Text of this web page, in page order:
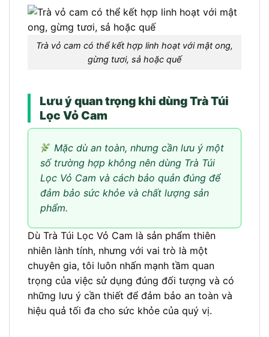
Trà vỏ cam có thể kết hợp linh hoạt với mật ong,
gừng tươi, sả hoặc quế
Lưu ý quan trọng khi dùng Trà Túi
Lọc Vỏ Cam
Mặc dù an toàn, nhưng cần lưu ý một
số trường hợp không nên dùng Trà Túi
Lọc Vỏ Cam và cách bảo quản đúng để
đảm bảo sức khỏe và chất lượng sản
phẩm.
Dù Trà Túi Lọc Vỏ Cam là sản phẩm thiên
nhiên lành tính, nhưng với vai trò là một
chuyên gia, tôi luôn nhấn mạnh tầm quan
trọng của việc sử dụng đúng đối tượng và có
những lưu ý cần thiết để đảm bảo an toàn và
hiệu quả tối đa cho sức khỏe của quý vị.